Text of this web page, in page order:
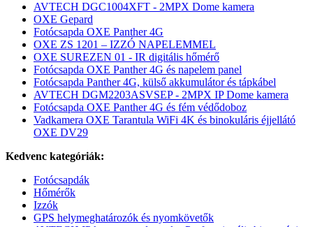
AVTECH DGC1004XFT - 2MPX Dome kamera
OXE Gepard
Fotócsapda OXE Panther 4G
OXE ZS 1201 – IZZÓ NAPELEMMEL
OXE SUREZEN 01 - IR digitális hőmérő
Fotócsapda OXE Panther 4G és napelem panel
Fotócsapda Panther 4G, külső akkumulátor és tápkábel
AVTECH DGM2203ASVSEP - 2MPX IP Dome kamera
Fotócsapda OXE Panther 4G és fém védődoboz
Vadkamera OXE Tarantula WiFi 4K és binokuláris éjjellátó
OXE DV29
Kedvenc kategóriák:
Fotócsapdák
Hőmérők
Izzók
GPS helymeghatározók és nyomkövetők